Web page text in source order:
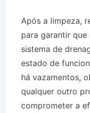
Após a limpeza,
para garantir
sistema de
estado de
há vazamentos,
qualquer outro
comprometer a